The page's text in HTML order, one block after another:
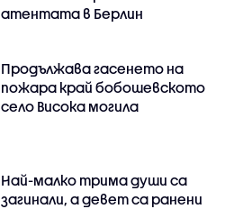
атентата в Берлин
Продължава гасенето на
пожара край бобошевското
село Висока могила
Най-малко трима души са
загинали, а девет са ранени